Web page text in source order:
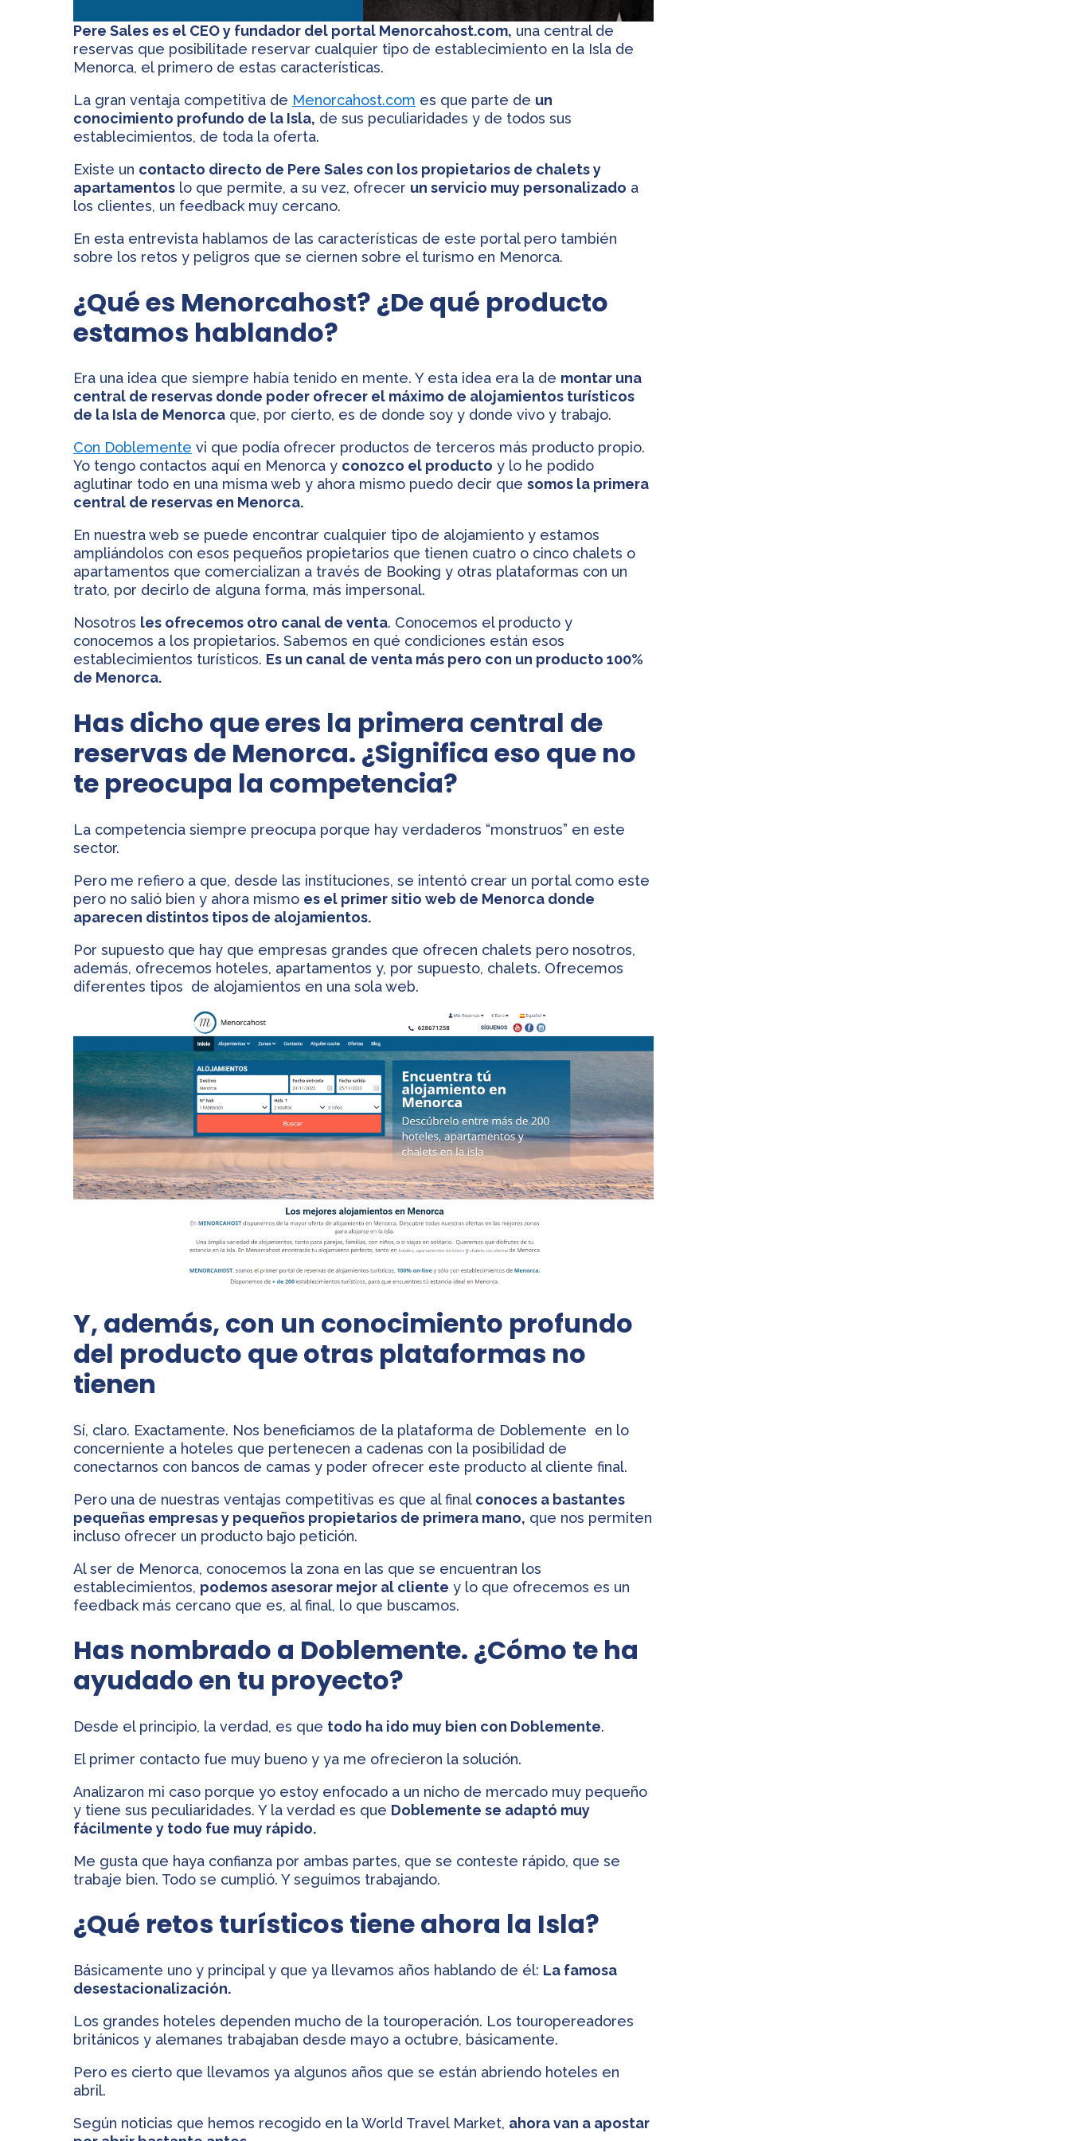
Pere Sales es el CEO y fundador del portal Menorcahost.com, una central de
reservas que posibilitade reservar cualquier tipo de establecimiento en la Isla de
Menorca, el primero de estas características.
La gran ventaja competitiva de Menorcahost.com es que parte de un
conocimiento profundo de la Isla, de sus peculiaridades y de todos sus
establecimientos, de toda la oferta.
Existe un contacto directo de Pere Sales con los propietarios de chalets y
apartamentos lo que permite, a su vez, ofrecer un servicio muy personalizado a
los clientes, un feedback muy cercano.
En esta entrevista hablamos de las características de este portal pero también
sobre los retos y peligros que se ciernen sobre el turismo en Menorca.
¿Qué es Menorcahost? ¿De qué producto
estamos hablando?
Era una idea que siempre había tenido en mente. Y esta idea era la de montar una
central de reservas donde poder ofrecer el máximo de alojamientos turísticos
de la Isla de Menorca que, por cierto, es de donde soy y donde vivo y trabajo.
Con Doblemente vi que podía ofrecer productos de terceros más producto propio.
Yo tengo contactos aquí en Menorca y conozco el producto y lo he podido
aglutinar todo en una misma web y ahora mismo puedo decir que somos la primera
central de reservas en Menorca.
En nuestra web se puede encontrar cualquier tipo de alojamiento y estamos
ampliándolos con esos pequeños propietarios que tienen cuatro o cinco chalets o
apartamentos que comercializan a través de Booking y otras plataformas con un
trato, por decirlo de alguna forma, más impersonal.
Nosotros les ofrecemos otro canal de venta. Conocemos el producto y
conocemos a los propietarios. Sabemos en qué condiciones están esos
establecimientos turísticos. Es un canal de venta más pero con un producto 100%
de Menorca.
Has dicho que eres la primera central de
reservas de Menorca. ¿Significa eso que no
te preocupa la competencia?
La competencia siempre preocupa porque hay verdaderos “monstruos” en este
sector.
Pero me refiero a que, desde las instituciones, se intentó crear un portal como este
pero no salió bien y ahora mismo es el primer sitio web de Menorca donde
aparecen distintos tipos de alojamientos.
Por supuesto que hay que empresas grandes que ofrecen chalets pero nosotros,
además, ofrecemos hoteles, apartamentos y, por supuesto, chalets. Ofrecemos
diferentes tipos de alojamientos en una sola web.
Y, además, con un conocimiento profundo
del producto que otras plataformas no
tienen
Sí, claro. Exactamente. Nos beneficiamos de la plataforma de Doblemente en lo
concerniente a hoteles que pertenecen a cadenas con la posibilidad de
conectarnos con bancos de camas y poder ofrecer este producto al cliente final.
Pero una de nuestras ventajas competitivas es que al final conoces a bastantes
pequeñas empresas y pequeños propietarios de primera mano, que nos permiten
incluso ofrecer un producto bajo petición.
Al ser de Menorca, conocemos la zona en las que se encuentran los
establecimientos, podemos asesorar mejor al cliente y lo que ofrecemos es un
feedback más cercano que es, al final, lo que buscamos.
Has nombrado a Doblemente. ¿Cómo te ha
ayudado en tu proyecto?
Desde el principio, la verdad, es que todo ha ido muy bien con Doblemente.
El primer contacto fue muy bueno y ya me ofrecieron la solución.
Analizaron mi caso porque yo estoy enfocado a un nicho de mercado muy pequeño
y tiene sus peculiaridades. Y la verdad es que Doblemente se adaptó muy
fácilmente y todo fue muy rápido.
Me gusta que haya confianza por ambas partes, que se conteste rápido, que se
trabaje bien. Todo se cumplió. Y seguimos trabajando.
¿Qué retos turísticos tiene ahora la Isla?
Básicamente uno y principal y que ya llevamos años hablando de él: La famosa
desestacionalización.
Los grandes hoteles dependen mucho de la touroperación. Los touropereadores
británicos y alemanes trabajaban desde mayo a octubre, básicamente.
Pero es cierto que llevamos ya algunos años que se están abriendo hoteles en
abril.
Según noticias que hemos recogido en la World Travel Market, ahora van a apostar